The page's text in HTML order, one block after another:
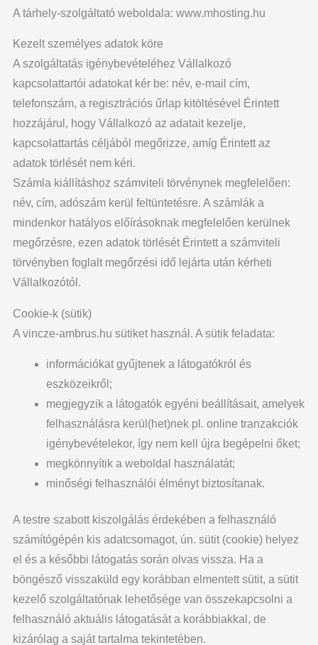
A tárhely-szolgáltató weboldala: www.mhosting.hu
Kezelt személyes adatok köre
A szolgáltatás igénybevételéhez Vállalkozó
kapcsolattartói adatokat kér be: név, e-mail cím,
telefonszám, a regisztrációs űrlap kitöltésével Érintett
hozzájárul, hogy Vállalkozó az adatait kezelje,
kapcsolattartás céljából megőrizze, amíg Érintett az
adatok törlését nem kéri.
Számla kiállításhoz számviteli törvénynek megfelelően:
név, cím, adószám kerül feltüntetésre. A számlák a
mindenkor hatályos előírásoknak megfelelően kerülnek
megőrzésre, ezen adatok törlését Érintett a számviteli
törvényben foglalt megőrzési idő lejárta után kérheti
Vállalkozótól.
Cookie-k (sütik)
A vincze-ambrus.hu sütiket használ. A sütik feladata:
információkat gyűjtenek a látogatókról és
eszközeikről;
megjegyzik a látogatók egyéni beállításait, amelyek
felhasználásra kerül(het)nek pl. online tranzakciók
igénybevételekor, így nem kell újra begépelni őket;
megkönnyítik a weboldal használatát;
minőségi felhasználói élményt biztosítanak.
A testre szabott kiszolgálás érdekében a felhasználó
számítógépén kis adatcsomagot, ún. sütit (cookie) helyez
el és a későbbi látogatás során olvas vissza. Ha a
böngésző visszaküld egy korábban elmentett sütit, a sütit
kezelő szolgáltatónak lehetősége van összekapcsolni a
felhasználó aktuális látogatását a korábbiakkal, de
kizárólag a saját tartalma tekintetében.